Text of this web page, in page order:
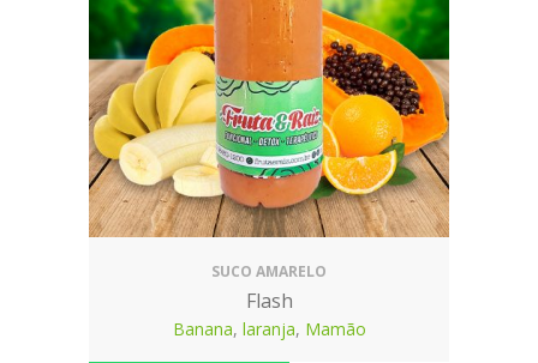
SUCO AMARELO
Flash
Banana, laranja, Mamão